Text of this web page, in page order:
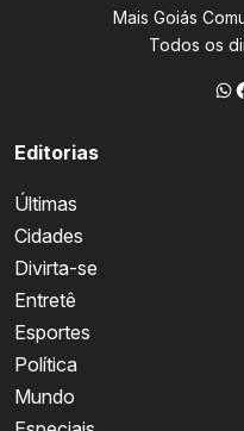
Mais Goiás
Todos os
Editorias
Últimas
Cidades
Divirta-se
Entretê
Esportes
Política
Mundo